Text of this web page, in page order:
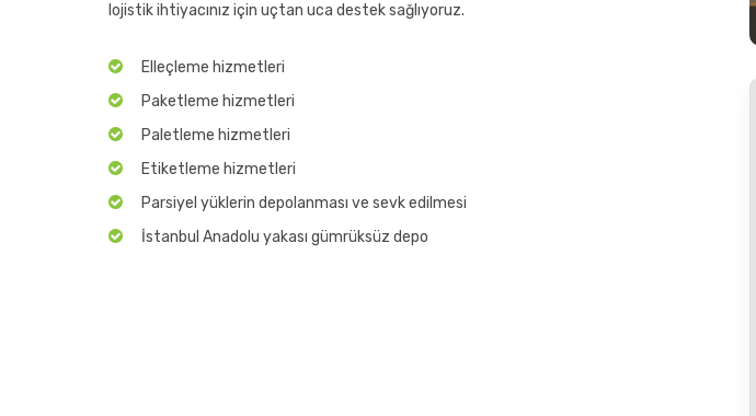
lojistik ihtiyacınız için uçtan uca destek sağlıyoruz.
Elleçleme hizmetleri
Paketleme hizmetleri
Paletleme hizmetleri
Etiketleme hizmetleri
Parsiyel yüklerin depolanması ve sevk edilmesi
İstanbul Anadolu yakası gümrüksüz depo